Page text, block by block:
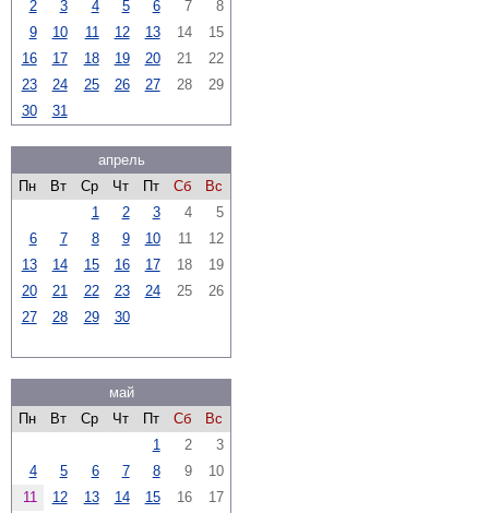
2 3 4 5 6 7
8
9
10 11 12 13 14
15
16
17 18 19 20 21
22
23
24 25 26 27 28
29
30
31
апрель
Пн
Вт Ср Чт Пт Сб
Вс
1
2 3 4
5
6
7 8 9 10 11
12
13
14 15 16 17 18
19
20
21 22 23 24 25
26
27
28 29 30
май
Пн
Вт Ср Чт Пт Сб
Вс
1
2
3
4
5 6 7 8 9
10
11
12 13 14 15 16
17